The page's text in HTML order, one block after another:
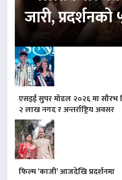
जारी,
एसइई सुपर मोडल २०२६ मा सौरभ
२ लाख नगद र अन्तर्राष्ट्रिय अवसर
फिल्म ‘काजी’ आजदेखि प्रदर्शनमा